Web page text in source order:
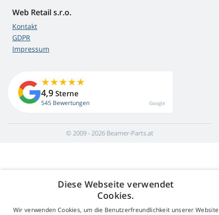
Web Retail s.r.o.
Kontakt
GDPR
Impressum
4,9 Sterne
545 Bewertungen Google
© 2009 - 2026 Beamer-Parts.at
Diese Webseite verwendet
Cookies.
Wir verwenden Cookies, um die Benutzerfreundlichkeit unserer Website